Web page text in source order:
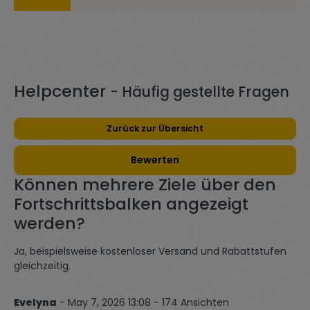
Helpcenter - Häufig gestellte Fragen
Zurück zur Übersicht
Bewerten
Können mehrere Ziele über den
Fortschrittsbalken angezeigt
werden?
Ja, beispielsweise kostenloser Versand und Rabattstufen
gleichzeitig.
Evelyna - May 7, 2026 13:08 - 174 Ansichten